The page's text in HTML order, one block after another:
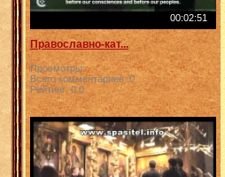
00:02:51
Православно-кат...
Просмотры:
Всего комментариев:0
Рейтинг:0.0